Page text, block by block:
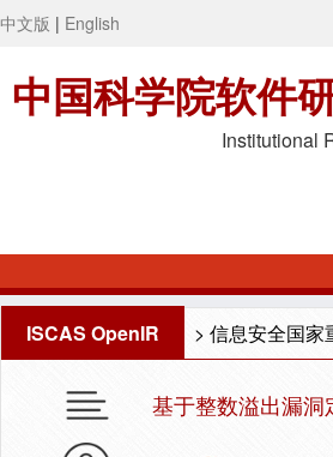
中文版 | English
中国科学院软件
Institutional
ISCAS OpenIR > 信息安全国家
基于整数溢出漏